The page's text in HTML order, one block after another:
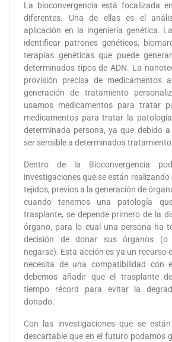
La bioconvergencia está focalizada
diferentes. Una de ellas es el
aplicación en la ingeniería genética.
identificar patrones genéticos,
terapias genéticas que puede
determinados tipos de ADN. La
provisión precisa de medicamentos
generación de tratamiento
usamos medicamentos para tratar
medicamentos para tratar la
determinada persona, ya que debido
ser sensible a determinados
Dentro de la Bioconvergencia
investigaciones que se están realizando
tejidos, previos a la generación de
cuando tenemos una patología
trasplante, se depende primero de la
órgano, para lo cual una persona ha
decisión de donar sus órganos (o
negarse). Esta acción es ya un recurso
necesita de una compatibilidad con
debemos añadir que el trasplante
tiempo récord para evitar la
donado.
Con las investigaciones que se
descartable que en el futuro podamos